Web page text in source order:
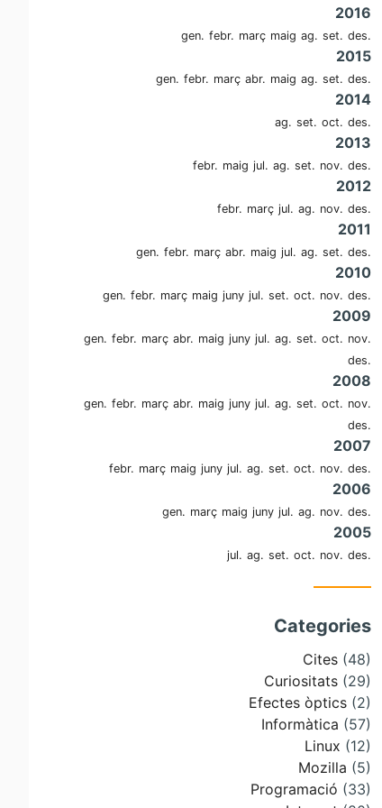
2016
gen. febr. març maig ag. set. des.
2015
gen. febr. març abr. maig ag. set. des.
2014
ag. set. oct. des.
2013
febr. maig jul. ag. set. nov. des.
2012
febr. març jul. ag. nov. des.
2011
gen. febr. març abr. maig jul. ag. set. des.
2010
gen. febr. març maig juny jul. set. oct. nov. des.
2009
gen. febr. març abr. maig juny jul. ag. set. oct. nov.
des.
2008
gen. febr. març abr. maig juny jul. ag. set. oct. nov.
des.
2007
febr. març maig juny jul. ag. set. oct. nov. des.
2006
gen. març maig juny jul. ag. nov. des.
2005
jul. ag. set. oct. nov. des.
Categories
Cites (48)
Curiositats (29)
Efectes òptics (2)
Informàtica (57)
Linux (12)
Mozilla (5)
Programació (33)